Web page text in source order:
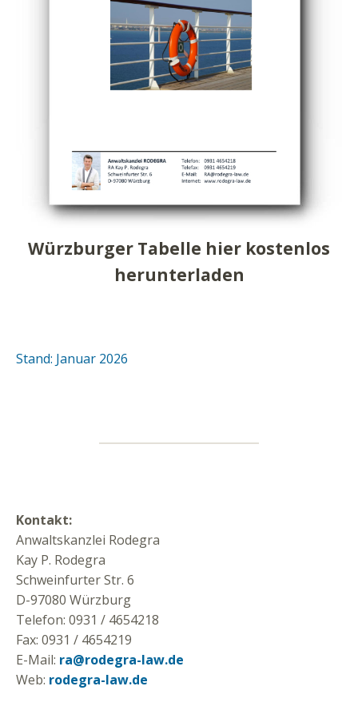
Würzburger Tabelle hier kostenlos
herunterladen
Stand: Januar 2026
Kontakt:
Anwaltskanzlei Rodegra
Kay P. Rodegra
Schweinfurter Str. 6
D-97080 Würzburg
Telefon: 0931 / 4654218
Fax: 0931 / 4654219
E-Mail: ra@rodegra-law.de
Web: rodegra-law.de